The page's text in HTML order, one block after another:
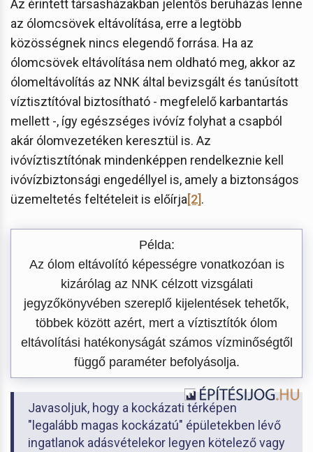
Az érintett társasházakban jelentős beruházás lenne
az ólomcsövek eltávolítása, erre a legtöbb
közösségnek nincs elegendő forrása. Ha az
ólomcsövek eltávolítása nem oldható meg, akkor az
ólomeltávolítás az NNK által bevizsgált és tanúsított
víztisztítóval biztosítható - megfelelő karbantartás
mellett -, így egészséges ivóvíz folyhat a csapból
akár ólomvezetéken keresztül is. Az
ivóvíztisztítónak mindenképpen rendelkeznie kell
ivóvízbiztonsági engedéllyel is, amely a biztonságos
üzemeltetés feltételeit is előírja[2].
Példa:
Az ólom eltávolító képességre vonatkozóan is
kizárólag az NNK célzott vizsgálati
jegyzőkönyvében szereplő kijelentések tehetők,
többek között azért, mert a víztisztítók ólom
eltávolítási hatékonyságát számos vízminőségtől
függő paraméter befolyásolja.
Javasoljuk, hogy a kockázati térképen
"legalább magas kockázatú" épületekben lévő
ingatlanok adásvételekor legyen kötelező vagy